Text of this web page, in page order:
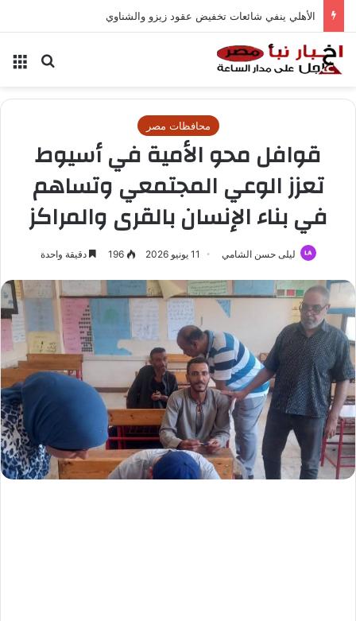
الأهلي ينفي شائعات تخفيض عقود زيزو والشناوي
بحث
محافظات مصر
قوافل محو الأمية في أسيوط
تعزز الوعي المجتمعي وتساهم
في بناء الإنسان بالقرى والمراكز
ليلى حسن الشامي 11 يونيو 2026 196 دقيقة واحدة